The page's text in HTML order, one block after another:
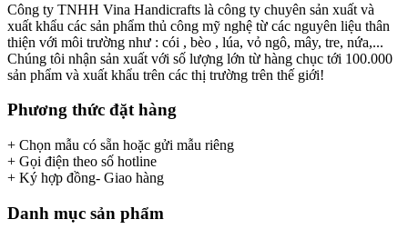
Công ty TNHH Vina Handicrafts là công ty chuyên sản xuất và
xuất khẩu các sản phẩm thủ công mỹ nghệ từ các nguyên liệu thân
thiện với môi trường như : cói , bèo , lúa, vỏ ngô, mây, tre, nứa,...
Chúng tôi nhận sản xuất với số lượng lớn từ hàng chục tới 100.000
sản phẩm và xuất khẩu trên các thị trường trên thế giới!
Phương thức đặt hàng
+ Chọn mẫu có sẵn hoặc gửi mẫu riêng
+ Gọi điện theo số hotline
+ Ký hợp đồng- Giao hàng
Danh mục sản phẩm